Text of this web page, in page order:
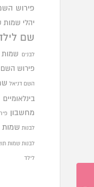
פירוש
יהלי שמות
שם
לבנים שמות
פירוש השם
השם דניאל
בינלאומיים
מחשבון
לבנות שמות
לבנות שמות
לילד